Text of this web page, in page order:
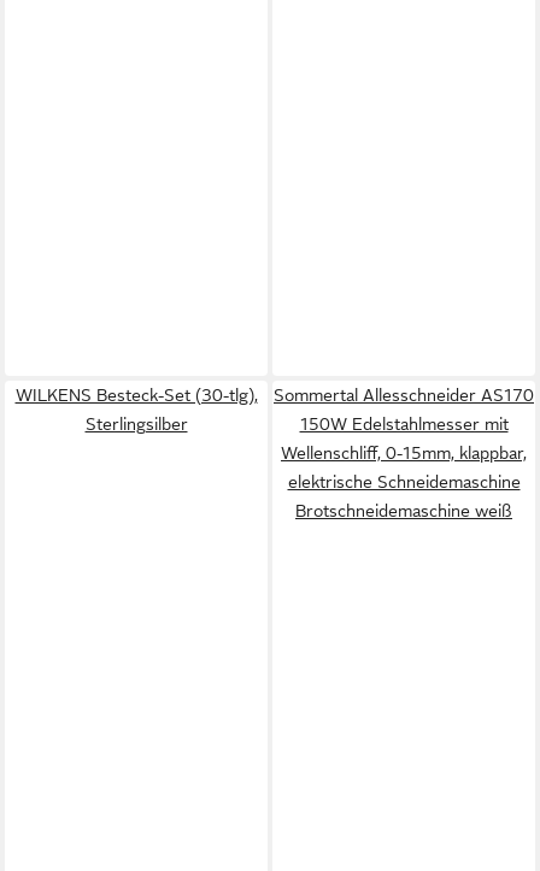
WILKENS Besteck-Set (30-tlg),
Sterlingsilber
Sommertal Allesschneider AS170
150W Edelstahlmesser mit
Wellenschliff, 0-15mm, klappbar,
elektrische Schneidemaschine
Brotschneidemaschine weiß